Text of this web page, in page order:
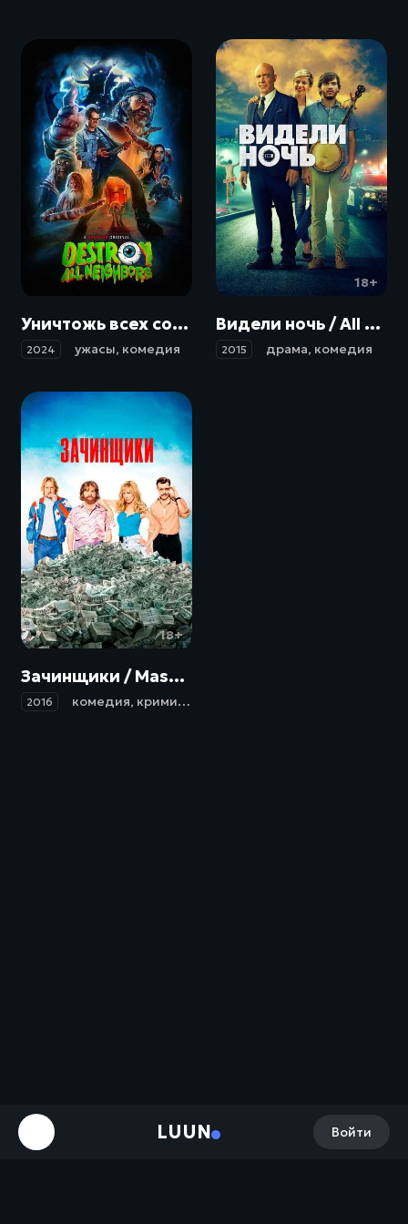
LUUN Войти
Уничтожь всех соседей / Destroy All Neighbors (2024)
2024 ужасы, комедия
18+
Видели ночь / All Nighter (2015)
2015 драма, комедия
18+
Зачинщики / Masterminds (2016)
2016 комедия, криминал